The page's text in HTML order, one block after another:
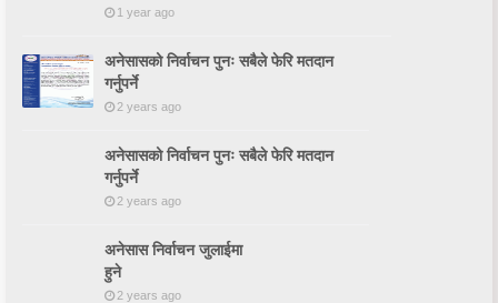
1 year ago
अनेसासको निर्वाचन पुनः सबैले फेरि मतदान
गर्नुपर्ने
2 years ago
अनेसासको निर्वाचन पुनः सबैले फेरि मतदान
गर्नुपर्ने
2 years ago
अनेसास निर्वाचन जुलाईमा
हुने
2 years ago